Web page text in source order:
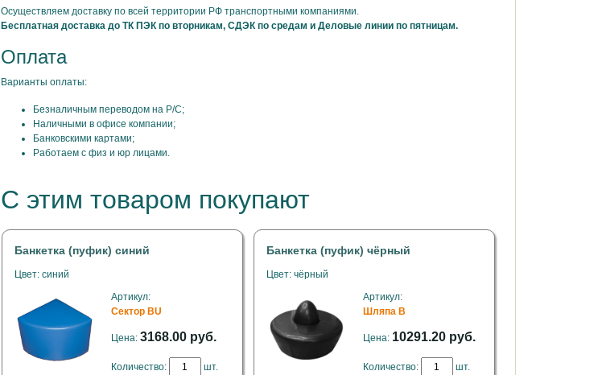
Осуществляем доставку по всей территории РФ транспортными компаниями.
Бесплатная доставка до ТК ПЭК по вторникам, СДЭК по средам и Деловые линии по пятницам.
Оплата
Варианты оплаты:
Безналичным переводом на Р/С;
Наличными в офисе компании;
Банковскими картами;
Работаем с физ и юр лицами.
С этим товаром покупают
Банкетка (пуфик) синий
Цвет: синий
Артикул:
Сектор BU
Цена: 3168.00 руб.
Количество: шт.
Банкетка (пуфик) чёрный
Цвет: чёрный
Артикул:
Шляпа B
Цена: 10291.20 руб.
Количество: шт.